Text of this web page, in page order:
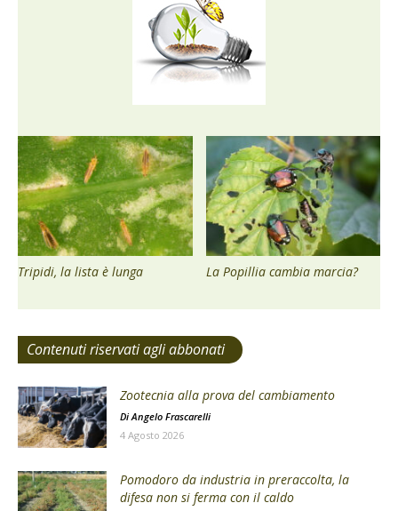
Tripidi, la lista è lunga La Popillia cambia marcia?
Contenuti riservati agli abbonati
Zootecnia alla prova del cambiamento
DiAngelo Frascarelli
4 Agosto 2026
Pomodoro da industria in preraccolta, la
difesa non si ferma con il caldo